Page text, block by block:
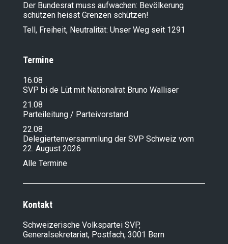
Der Bundesrat muss aufwachen: Bevölkerung
schützen heisst Grenzen schützen!
Tell, Freiheit, Neutralität: Unser Weg seit 1291
Termine
16.08
SVP bi de Lüt mit Nationalrat Bruno Walliser
21.08
Parteileitung / Parteivorstand
22.08
Delegiertenversammlung der SVP Schweiz vom
22. August 2026
Alle Termine
Kontakt
Schweizerische Volkspartei SVP,
Generalsekretariat, Postfach, 3001 Bern